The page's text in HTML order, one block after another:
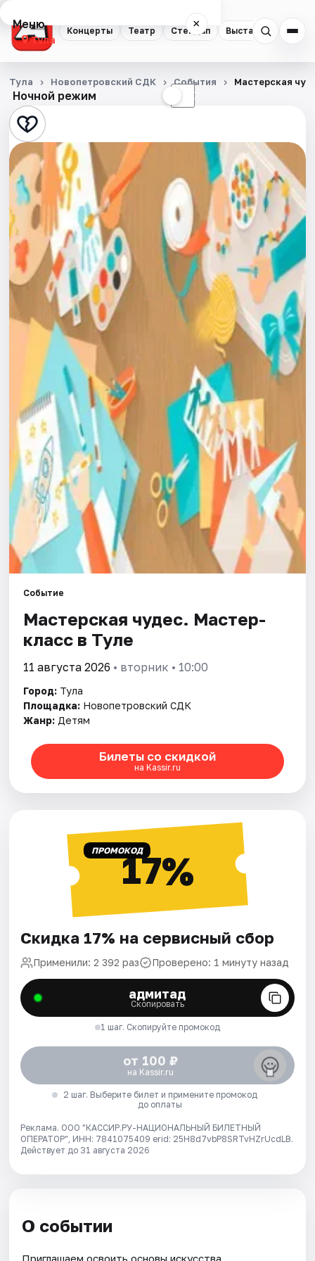
Концерты Театр Стендап Выставки
Меню ×
Тула
Концерты
Театр
Стендап
Выставки
Квесты
Экскурсии
Спорт
События
Города
Площадки
Артисты
Рейтинги
Ночной режим ☾
Тула Новопетровский СДК События Мастерская
Событие
Мастерская чудес. Мастер-
класс в Туле
11 августа 2026 • вторник • 10:00
Город: Тула
Площадка: Новопетровский СДК
Жанр: Детям
Билеты со скидкой
на Kassir.ru
ПРОМОКОД17%
Скидка 17% на сервисный сбор
Применили: 2 392 раз Проверено: 1 минуту назад
адмитад
Скопировать
1 шаг. Скопируйте промокод
от 100 ₽
на Kassir.ru
2 шаг. Выберите билет и примените промокод
до оплаты
Реклама. ООО "КАССИР.РУ-НАЦИОНАЛЬНЫЙ БИЛЕТНЫЙ
ОПЕРАТОР", ИНН: 7841075409 erid: 25H8d7vbP8SRTvHZrUcdLB.
Действует до 31 августа 2026
О событии
Приглашаем освоить основы искусства